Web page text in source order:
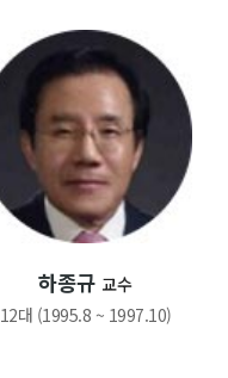
하종규 교수
12대 (1995.8 ~ 1997.10)